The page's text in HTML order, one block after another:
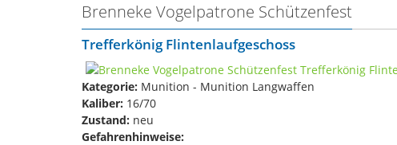
Brenneke Vogelpatrone Schützenfest
Trefferkönig Flintenlaufgeschoss
Kategorie: Munition - Munition Langwaffen
Kaliber: 16/70
Zustand: neu
Gefahrenhinweise: